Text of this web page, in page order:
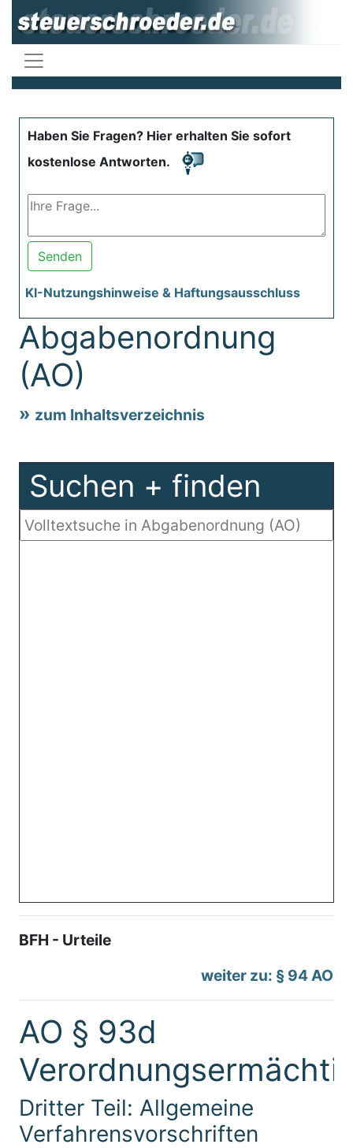
Haben Sie Fragen? Hier erhalten Sie sofort
kostenlose Antworten.
Senden
KI-Nutzungshinweise & Haftungsausschluss
Abgabenordnung
(AO)
zum Inhaltsverzeichnis
Suchen + finden
BFH - Urteile
weiter zu: § 94 AO
AO § 93d
Dritter Teil: Allgemeine
Verfahrensvorschriften